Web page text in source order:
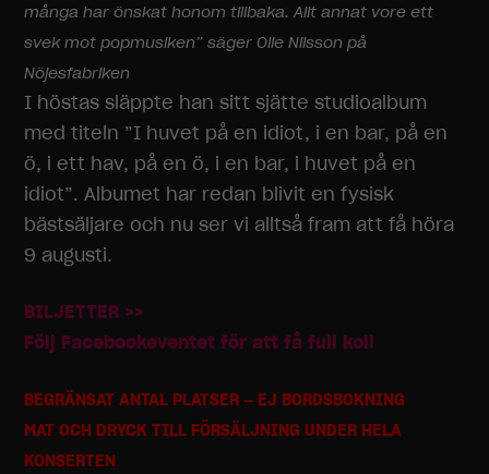
många har önskat honom tillbaka. Allt annat vore ett
svek mot popmusiken” säger Olle Nilsson på
Nöjesfabriken
I höstas släppte han sitt sjätte studioalbum
med titeln ”I huvet på en idiot, i en bar, på en
ö, i ett hav, på en ö, i en bar, i huvet på en
idiot”. Albumet har redan blivit en fysisk
bästsäljare och nu ser vi alltså fram att få höra
9 augusti.
BILJETTER >>
Följ Facebookeventet för att få full koll
BEGRÄNSAT ANTAL PLATSER – EJ BORDSBOKNING
MAT OCH DRYCK TILL FÖRSÄLJNING UNDER HELA
KONSERTEN